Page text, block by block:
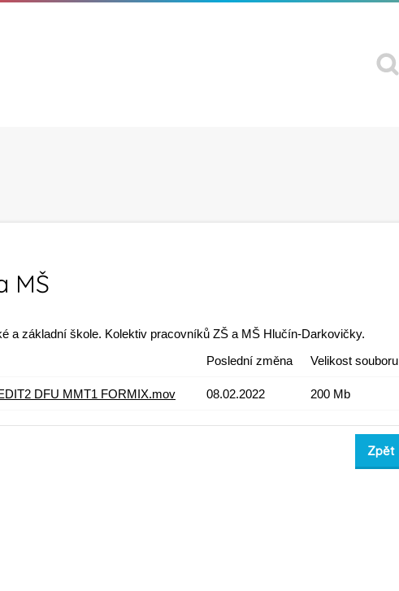
MŠ
a základní škole. Kolektiv pracovníků ZŠ a MŠ Hlučín-Darkovičky.
Poslední změna Velikost souboru
DFU MMT1 FORMIX.mov 08.02.2022 200 Mb
Zpět